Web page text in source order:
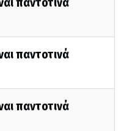
παντοτινά
παντοτινά
παντοτινά